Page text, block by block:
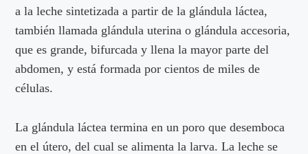
a la leche sintetizada a partir de la glándula láctea,
también llamada glándula uterina o glándula accesoria,
que es grande, bifurcada y llena la mayor parte del
abdomen, y está formada por cientos de miles de
células.
La glándula láctea termina en un poro que desemboca
en el útero, del cual se alimenta la larva. La leche se